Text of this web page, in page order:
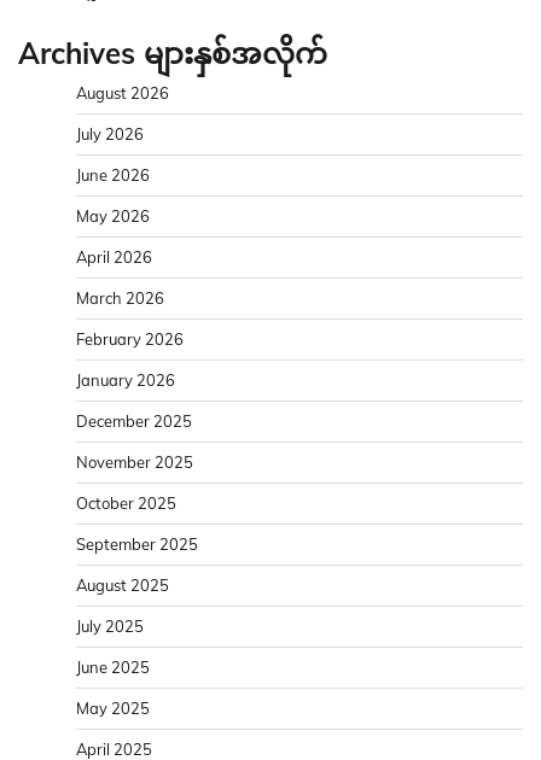
Archives များနှစ်အလိုက်
August 2026
July 2026
June 2026
May 2026
April 2026
March 2026
February 2026
January 2026
December 2025
November 2025
October 2025
September 2025
August 2025
July 2025
June 2025
May 2025
April 2025